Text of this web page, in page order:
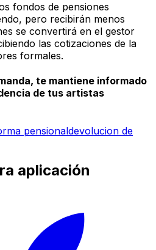
fondos de pensiones
pero recibirán menos
se convertirá en el gestor
las cotizaciones de la
formales.
te mantiene informado
de tus artistas
pensionaldevolucion de
aplicación